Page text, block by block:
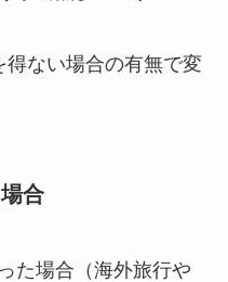
ない場合の有無で変
合
た場合（海外旅行や